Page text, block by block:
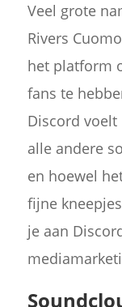
Veel grote
Rivers
het platform
fans te
Discord
alle andere
en hoewel
fijne
je aan